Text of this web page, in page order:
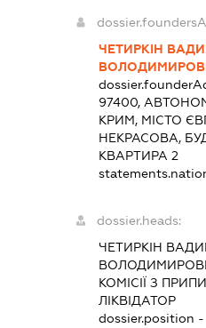
ЧЕТИРКІН
97400,
КРИМ, МІСТО
НЕКРАСОВА,
КВАРТИРА 2
dossier.heads:
ЧЕТИРКІН
КОМІСІЇ З
ЛІКВІДАТОР
dossier.position -